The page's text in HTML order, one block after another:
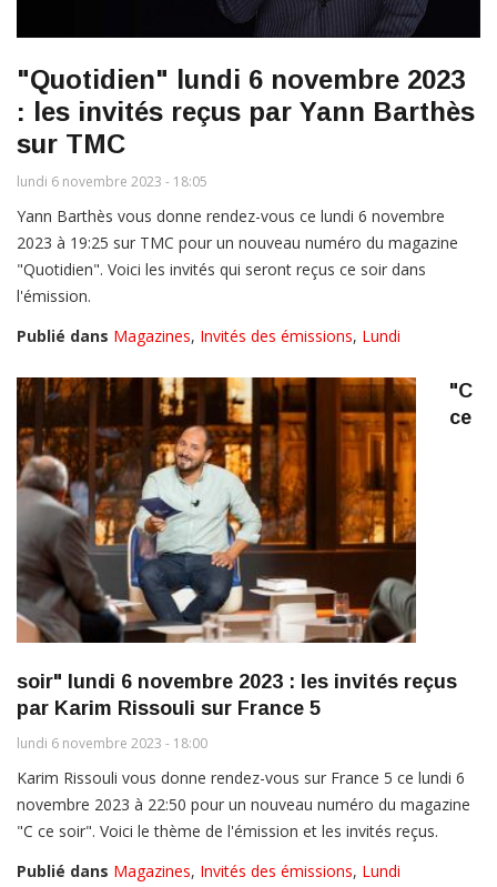
"Quotidien" lundi 6 novembre 2023
: les invités reçus par Yann Barthès
sur TMC
lundi 6 novembre 2023 - 18:05
Yann Barthès vous donne rendez-vous ce lundi 6 novembre
2023 à 19:25 sur TMC pour un nouveau numéro du magazine
"Quotidien". Voici les invités qui seront reçus ce soir dans
l'émission.
Publié dans Magazines, Invités des émissions, Lundi
"C
ce
soir" lundi 6 novembre 2023 : les invités reçus
par Karim Rissouli sur France 5
lundi 6 novembre 2023 - 18:00
Karim Rissouli vous donne rendez-vous sur France 5 ce lundi 6
novembre 2023 à 22:50 pour un nouveau numéro du magazine
"C ce soir". Voici le thème de l'émission et les invités reçus.
Publié dans Magazines, Invités des émissions, Lundi